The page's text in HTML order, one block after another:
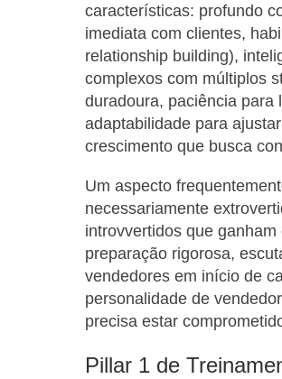
características: profundo
imediata com clientes,
relationship building),
complexos com múltiplos
duradoura, paciência para
adaptabilidade para
crescimento que busca
Um aspecto
necessariamente
introvvertidos que
preparação rigorosa,
vendedores em início de
personalidade de
precisa estar
Pillar 1 de